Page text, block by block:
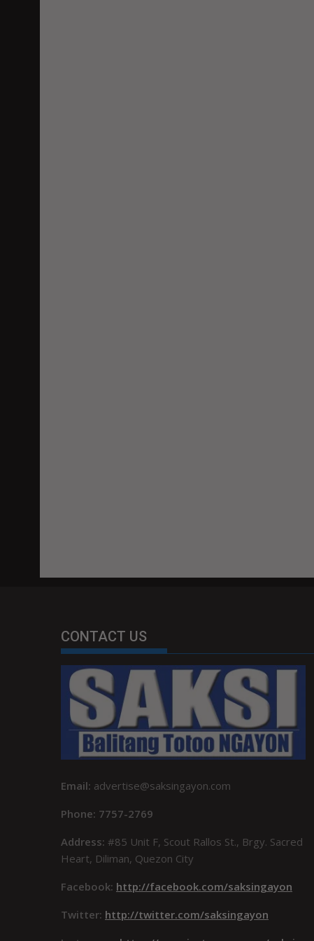
CONTACT US
Email: advertise@saksingayon.com
Phone: 7757-2769
Address: #85 Unit F, Scout Rallos St., Brgy. Sacred
Heart, Diliman, Quezon City
Facebook: http://facebook.com/saksingayon
Twitter: http://twitter.com/saksingayon